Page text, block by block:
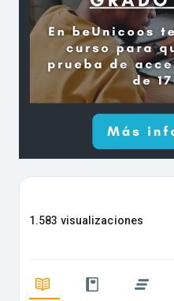
1.583 visualizaciones